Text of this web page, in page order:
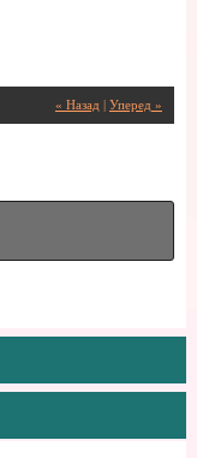
« Назад Уперед »